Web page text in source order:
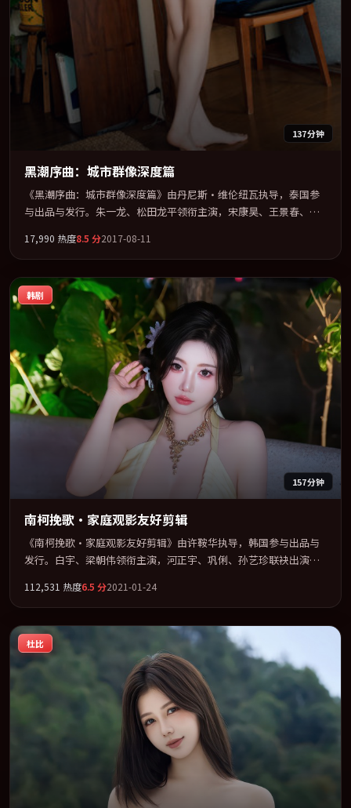
137分钟
黑潮序曲：城市群像深度篇
《黑潮序曲：城市群像深度篇》由丹尼斯·维伦纽瓦执导，泰国参
与出品与发行。朱一龙、松田龙平领衔主演，宋康昊、王景春、古
以「冒险」类型为骨架，在叙事、表演与视听上力求统一。定于
2017-02-08 在内地院线及主流平台同步亮相，2017 年度话题片中口
碑稳健，适合喜欢强情节与人物弧光的观众完整观看。
17,990 热度8.5 分2017-08-11
韩剧
157分钟
南柯挽歌·家庭观影友好剪辑
《南柯挽歌·家庭观影友好剪辑》由许鞍华执导，韩国参与出品与
发行。白宇、梁朝伟领衔主演，河正宇、巩俐、孙艺珍联袂出演。
为骨架，在叙事、表演与视听上力求统一。定于 2021-05-13 在内地
院线及主流平台同步亮相，2021 年度话题片中口碑稳健，适合喜欢
强情节与人物弧光的观众完整观看。
112,531 热度6.5 分2021-01-24
杜比